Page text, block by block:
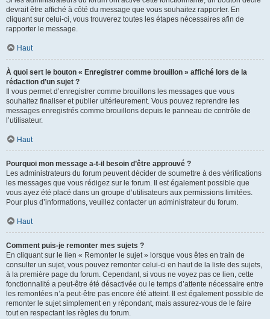
devrait être affiché à côté du message que vous souhaitez rapporter. En
cliquant sur celui-ci, vous trouverez toutes les étapes nécessaires afin de
rapporter le message.
Haut
À quoi sert le bouton « Enregistrer comme brouillon » affiché lors de la
rédaction d’un sujet ?
Il vous permet d’enregistrer comme brouillons les messages que vous
souhaitez finaliser et publier ultérieurement. Vous pouvez reprendre les
messages enregistrés comme brouillons depuis le panneau de contrôle de
l’utilisateur.
Haut
Pourquoi mon message a-t-il besoin d’être approuvé ?
Les administrateurs du forum peuvent décider de soumettre à des vérifications
les messages que vous rédigez sur le forum. Il est également possible que
vous ayez été placé dans un groupe d’utilisateurs aux permissions limitées.
Pour plus d’informations, veuillez contacter un administrateur du forum.
Haut
Comment puis-je remonter mes sujets ?
En cliquant sur le lien « Remonter le sujet » lorsque vous êtes en train de
consulter un sujet, vous pouvez remonter celui-ci en haut de la liste des sujets,
à la première page du forum. Cependant, si vous ne voyez pas ce lien, cette
fonctionnalité a peut-être été désactivée ou le temps d’attente nécessaire entre
les remontées n’a peut-être pas encore été atteint. Il est également possible de
remonter le sujet simplement en y répondant, mais assurez-vous de le faire
tout en respectant les règles du forum.